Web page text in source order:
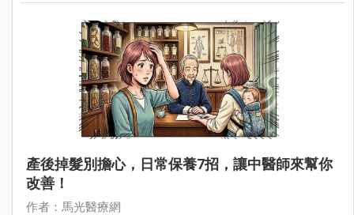
產後掉髮別擔心，日常保養7招，讓中醫師來幫你
改善！
作者：馬光醫療網